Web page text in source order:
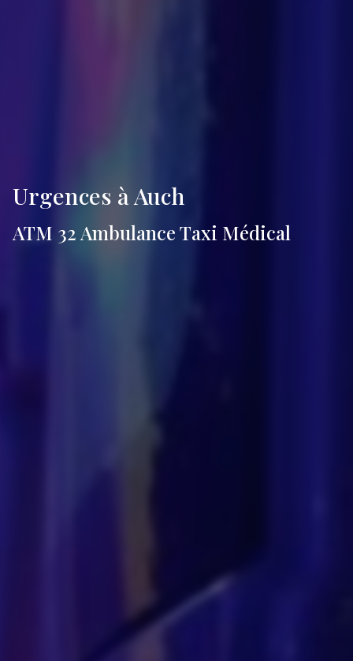
Urgences à Auch
ATM 32 Ambulance Taxi Médical